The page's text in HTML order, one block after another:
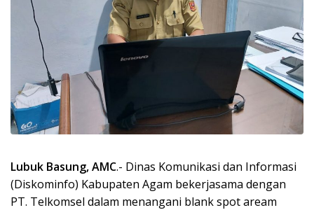
Lubuk Basung, AMC.- Dinas Komunikasi dan Informasi
(Diskominfo) Kabupaten Agam bekerjasama dengan
PT. Telkomsel dalam menangani blank spot aream